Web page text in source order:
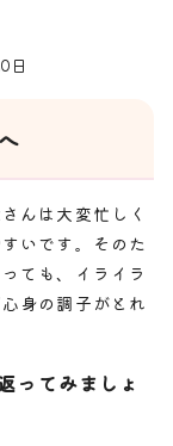
日
んは大変忙しく
いです。そのた
ても、イライラ
身の調子がとれ
ってみましょ